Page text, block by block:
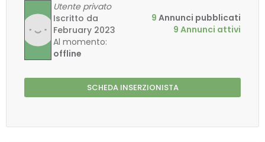
Utente privato
Iscritto da
February 2023
Al momento:
offline
9 Annunci pubblicati
9 Annunci attivi
SCHEDA INSERZIONISTA